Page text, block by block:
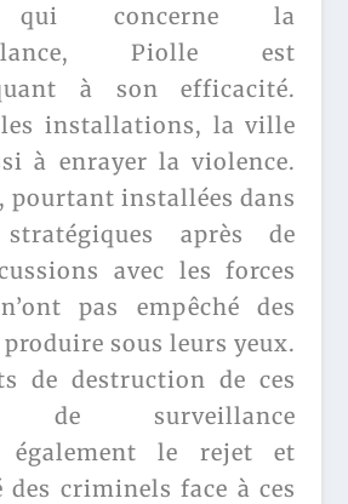
concerne la
Piolle est
à son efficacité.
installations, la ville
à enrayer la violence.
pourtant installées dans
après de
avec les forces
pas empêché des
produire sous leurs yeux.
de destruction de ces
de surveillance
également le rejet et
des criminels face à ces